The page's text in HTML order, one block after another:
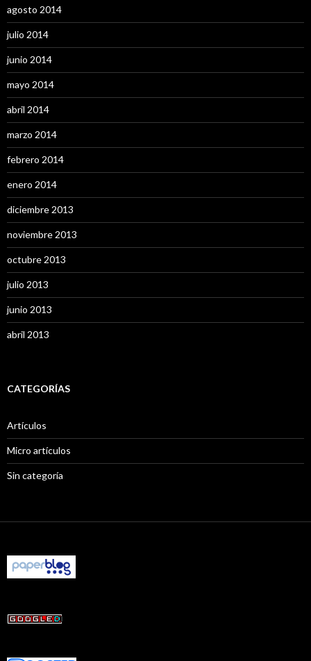
agosto 2014
julio 2014
junio 2014
mayo 2014
abril 2014
marzo 2014
febrero 2014
enero 2014
diciembre 2013
noviembre 2013
octubre 2013
julio 2013
junio 2013
abril 2013
CATEGORÍAS
Artículos
Micro artículos
Sin categoría